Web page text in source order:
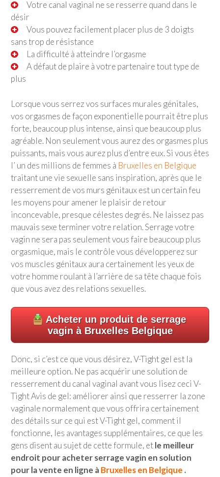
Votre canal vaginal ne se resserre quand dans le
désir
Vous pouvez facilement placer plus de 3 doigts
sans trop de résistance
La difficulté à atteindre l’orgasme
A défaut de plaire à votre partenaire tout type de
plus
Lorsque vous serrez vos surfaces murales génitales,
vos orgasmes de façon exponentielle pourrait être plus
forte, beaucoup plus intense, ainsi que beaucoup plus
agréable. Non seulement vous aurez des orgasmes plus
puissants, mais vous aurez plus d’entre eux. Si vous êtes
l’ un des millions de femmes à Bruxelles en Belgique
traitant une vie sexuelle sans inspiration, après que le
resserrement de vos murs génitaux est un certain feu
les moyens pour amener le plaisir de retour
inconcevable, presque célestes degrés. Ne laissez pas
mauvais sexe terminer votre relation. Serrage votre
vagin ne sera pas seulement vous faire beaucoup plus
orgasmique, mais le contrôle vous développerez sur
vos muscles génitaux aura certainement les yeux de
votre homme roulant à l’arrière de sa tête chaque fois
que vous avez des relations sexuelles.
Acheter un produit de serrage
vagin à Bruxelles Belgique
Donc, si c’est ce que vous désirez, V-Tight gel est la
meilleure option. Ne pas acquérir une solution de
resserrement du canal vaginal avant vous lisez ceci V-
Tight Avis de gel: améliorer ainsi que resserrer la zone
vaginale normalement que vous offrira certainement
des détails sur ce qui est V-Tight gel, comment il
fonctionne, les avantages supplémentaires, ce que les
gens disent au sujet de cette formule, etle meilleur
endroit pour acheter serrage vagin en solution
pour la vente en ligne àBruxelles en Belgique .